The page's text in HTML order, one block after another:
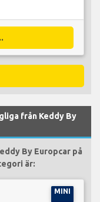
från Keddy By
By Europcar på
är:
MINI